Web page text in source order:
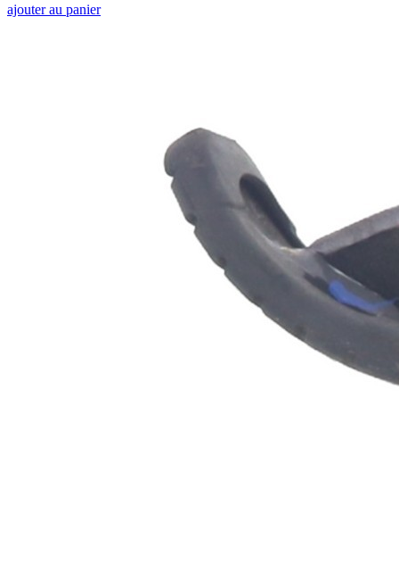
ajouter au panier